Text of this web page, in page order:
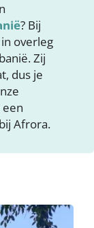
? Bij
overleg
Zij
dus je
een
Afrora.